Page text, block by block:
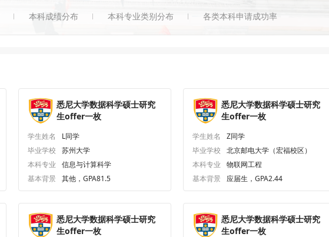
本科成绩分布 本科专业类别分布 各类本科申请成功率
悉尼大学数据科学硕士研究
生offer一枚
学生姓名
L同学
毕业学校
苏州大学
本科专业
信息与计算科学
基本背景
其他，GPA81.5
悉尼大学数据科学硕士研究
生offer一枚
学生姓名
Z同学
毕业学校
北京邮电大学（宏福校区）
本科专业
物联网工程
基本背景
应届生，GPA2.44
悉尼大学数据科学硕士研究
生offer一枚
悉尼大学数据科学硕士研究
生offer一枚